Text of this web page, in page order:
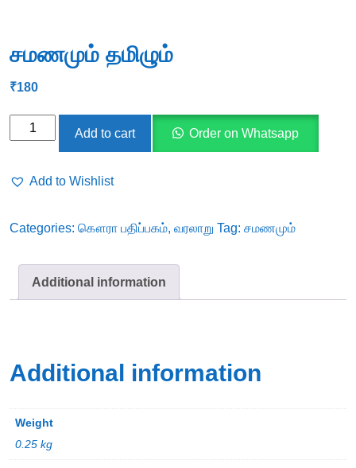
சமணமும் தமிழும்
₹180
சமணமும்
Add to cart Order on Whatsapp
Add to Wishlist
Categories: கௌரா பதிப்பகம், வரலாறு Tag: சமணமும்
Additional information
Additional information
Weight
0.25 kg